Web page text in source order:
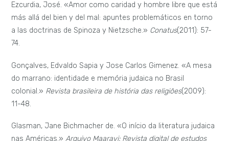
La biblia. Editorial Verbo Divino, 1995.
Jaquet, Chantal.A unidade do corpo e da mente: afetos,
ações e paixões em Espinosa
Campo, Juan Pedro García del.Spinoza Esencial: Nadie hasta
ahora, ha determinado lo que puede un cuerpo.Editorial
Montesinos, 2012.
Vieira, Nelson H. «A expressão judaica na obra de Clarice
Lispector.»Remate de Males(1989): 207-209.